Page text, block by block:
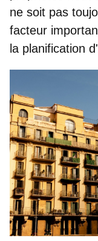
ne soit pas
facteur
la planification